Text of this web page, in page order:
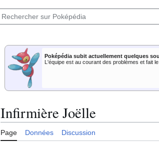
Poképédia subit actuellement quelques
L'équipe est au courant des problèmes et fait
Infirmière Joëlle
Page Données Discussion